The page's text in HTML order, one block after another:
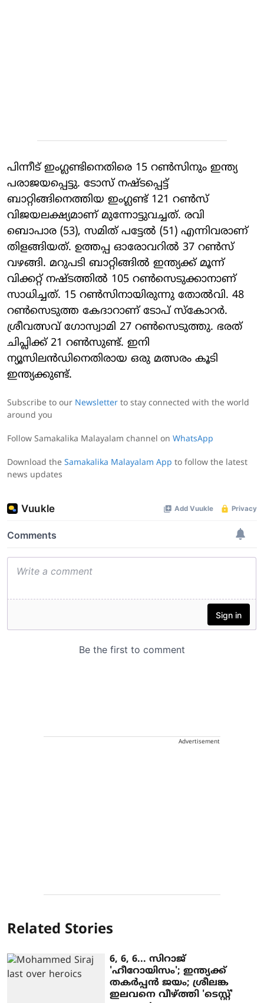
പിന്നീട് ഇംഗ്ലണ്ടിനെതിരെ 15 റണ്‍സിനും ഇന്ത്യ
പരാജയപ്പെട്ടു. ടോസ് നഷ്ടപ്പെട്ട്
ബാറ്റിങ്ങിനെത്തിയ ഇംഗ്ലണ്ട് 121 റണ്‍സ്
വിജയലക്ഷ്യമാണ് മുന്നോട്ടുവച്ചത്. രവി
ബൊപാര (53), സമിത് പട്ടേല്‍ (51) എന്നിവരാണ്
തിളങ്ങിയത്. ഉത്തപ്പ ഓരോവറില്‍ 37 റണ്‍സ്
വഴങ്ങി. മറുപടി ബാറ്റിങ്ങില്‍ ഇന്ത്യക്ക് മൂന്ന്
വിക്കറ്റ് നഷ്ടത്തില്‍ 105 റണ്‍സെടുക്കാനാണ്
സാധിച്ചത്. 15 റണ്‍സിനായിരുന്നു തോല്‍വി. 48
റണ്‍സെടുത്ത കേദാറാണ് ടോപ് സ്‌കോറര്‍.
ശ്രീവത്സവ് ഗോസ്വാമി 27 റണ്‍സെടുത്തു. ഭരത്
ചിപ്ലിക്ക് 21 റണ്‍സുണ്ട്. ഇനി
ന്യൂസിലന്‍ഡിനെതിരായ ഒരു മത്സരം കൂടി
ഇന്ത്യക്കുണ്ട്.
Subscribe to our Newsletter to stay connected with the world
around you
Follow Samakalika Malayalam channel on WhatsApp
Download the Samakalika Malayalam App to follow the latest
news updates
Advertisement
Related Stories
6, 6, 6... സിറാജ്
'ഹീറോയിസം'; ഇന്ത്യക്ക്
തകര്‍പ്പന്‍ ജയം; ശ്രീലങ്ക
ഇലവനെ വീഴ്ത്തി 'ടെസ്റ്റ്'